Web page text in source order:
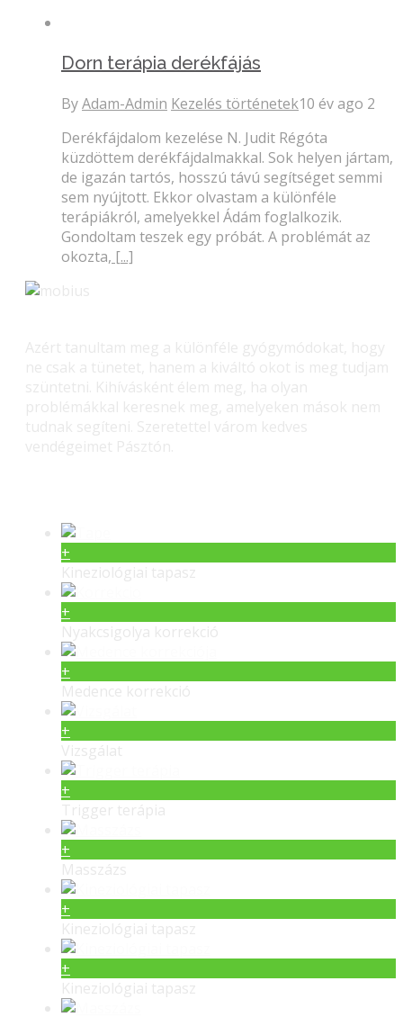
Dorn terápia derékfájás
ByAdam-Admin Kezelés történetek10 év ago 2
Derékfájdalom kezelése N. Judit Régóta
küzdöttem derékfájdalmakkal. Sok helyen jártam,
de igazán tartós, hosszú távú segítséget semmi
sem nyújtott. Ekkor olvastam a különféle
terápiákról, amelyekkel Ádám foglalkozik.
Gondoltam teszek egy próbát. A problémát az
okozta, [...]
+
+
+
+
+
+
+
+